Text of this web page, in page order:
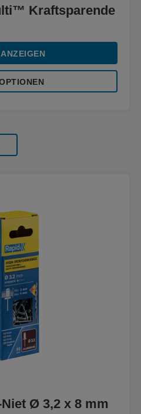
Kraftsparende
Ø 3,2 x 8 mm